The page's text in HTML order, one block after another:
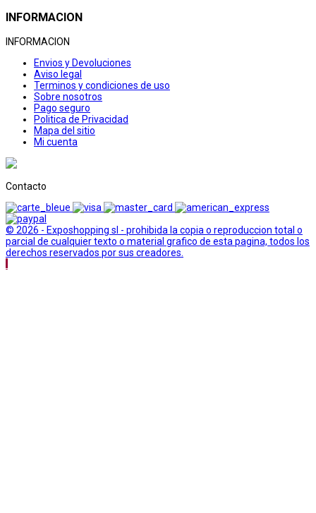
INFORMACION
INFORMACION
Envios y Devoluciones
Aviso legal
Terminos y condiciones de uso
Sobre nosotros
Pago seguro
Politica de Privacidad
Mapa del sitio
Mi cuenta
Contacto
© 2026 - Exposhopping sl - prohibida la copia o reproduccion total o
parcial de cualquier texto o material grafico de esta pagina, todos los
derechos reservados por sus creadores.